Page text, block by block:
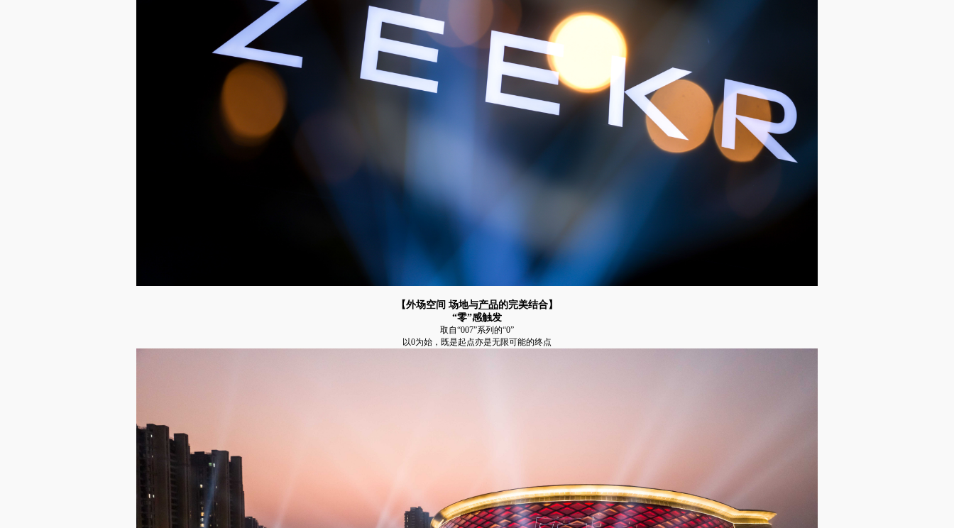
【外场空间 场地与产品的完美结合】
“零”感触发
取自“007”系列的“0”
以0为始，既是起点亦是无限可能的终点